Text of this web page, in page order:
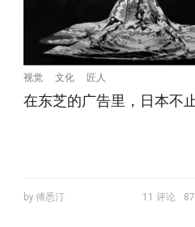
视觉 文化 匠人
在东芝的广告里，日本不
by 傅悉汀 11 评论